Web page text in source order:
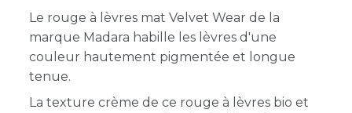
Le rouge à lèvres mat Velvet Wear de la
marque Madara habille les lèvres d'une
couleur hautement pigmentée et longue
tenue.
La texture crème de ce rouge à lèvres bio et